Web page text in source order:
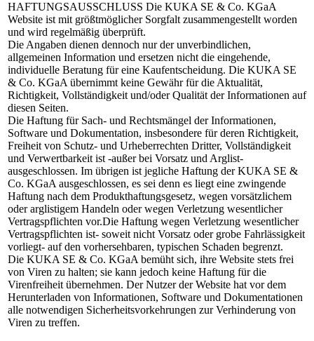
HAFTUNGSAUSSCHLUSS Die KUKA SE & Co. KGaA
Website ist mit größtmöglicher Sorgfalt zusammengestellt worden
und wird regelmäßig überprüft.
Die Angaben dienen dennoch nur der unverbindlichen,
allgemeinen Information und ersetzen nicht die eingehende,
individuelle Beratung für eine Kaufentscheidung. Die KUKA SE
& Co. KGaA übernimmt keine Gewähr für die Aktualität,
Richtigkeit, Vollständigkeit und/oder Qualität der Informationen auf
diesen Seiten.
Die Haftung für Sach- und Rechtsmängel der Informationen,
Software und Dokumentation, insbesondere für deren Richtigkeit,
Freiheit von Schutz- und Urheberrechten Dritter, Vollständigkeit
und Verwertbarkeit ist -außer bei Vorsatz und Arglist-
ausgeschlossen. Im übrigen ist jegliche Haftung der KUKA SE &
Co. KGaA ausgeschlossen, es sei denn es liegt eine zwingende
Haftung nach dem Produkthaftungsgesetz, wegen vorsätzlichem
oder arglistigem Handeln oder wegen Verletzung wesentlicher
Vertragspflichten vor.Die Haftung wegen Verletzung wesentlicher
Vertragspflichten ist- soweit nicht Vorsatz oder grobe Fahrlässigkeit
vorliegt- auf den vorhersehbaren, typischen Schaden begrenzt.
Die KUKA SE & Co. KGaA bemüht sich, ihre Website stets frei
von Viren zu halten; sie kann jedoch keine Haftung für die
Virenfreiheit übernehmen. Der Nutzer der Website hat vor dem
Herunterladen von Informationen, Software und Dokumentationen
alle notwendigen Sicherheitsvorkehrungen zur Verhinderung von
Viren zu treffen.